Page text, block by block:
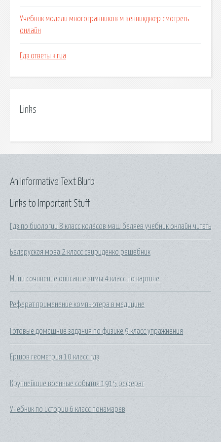
Учебник модели многогранников м венникджер смотреть
онлайн
Гдз ответы к гиа
Links
Links to Important Stuff
Гдз по биологии 8 класс колёсов маш беляев учебник онлайн читать
Беларуская мова 2 класс свириденко решебник
Мини сочинение описание зимы 4 класс по картине
Реферат применение компьютера в медицине
Готовые домашние задания по физике 9 класс упражнения
Ершов геометрия 10 класс гдз
Крупнейшие военные события 1915 реферат
Учебник по истории 6 класс понамарев
An Informative Text Blurb